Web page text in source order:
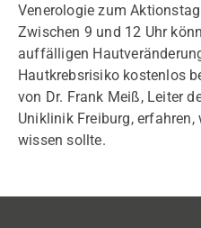
Venerologie zum Aktionstag
Zwischen 9 und 12 Uhr
auffälligen
Hautkrebsrisiko kostenlos
von Dr. Frank Meiß, Leiter
Uniklinik Freiburg,
wissen sollte.